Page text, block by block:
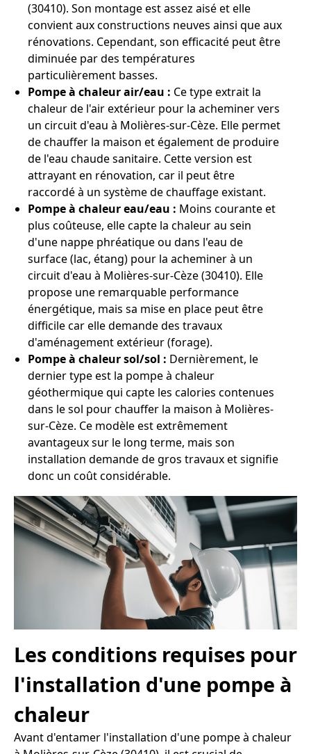
(30410). Son montage est assez aisé et elle
convient aux constructions neuves ainsi que aux
rénovations. Cependant, son efficacité peut être
diminuée par des températures
particulièrement basses.
Pompe à chaleur air/eau : Ce type extrait la
chaleur de l'air extérieur pour la acheminer vers
un circuit d'eau à Molières-sur-Cèze. Elle permet
de chauffer la maison et également de produire
de l'eau chaude sanitaire. Cette version est
attrayant en rénovation, car il peut être
raccordé à un système de chauffage existant.
Pompe à chaleur eau/eau : Moins courante et
plus coûteuse, elle capte la chaleur au sein
d'une nappe phréatique ou dans l'eau de
surface (lac, étang) pour la acheminer à un
circuit d'eau à Molières-sur-Cèze (30410). Elle
propose une remarquable performance
énergétique, mais sa mise en place peut être
difficile car elle demande des travaux
d'aménagement extérieur (forage).
Pompe à chaleur sol/sol : Dernièrement, le
dernier type est la pompe à chaleur
géothermique qui capte les calories contenues
dans le sol pour chauffer la maison à Molières-
sur-Cèze. Ce modèle est extrêmement
avantageux sur le long terme, mais son
installation demande de gros travaux et signifie
donc un coût considérable.
Les conditions requises pour
l'installation d'une pompe à
chaleur
Avant d'entamer l'installation d'une pompe à chaleur